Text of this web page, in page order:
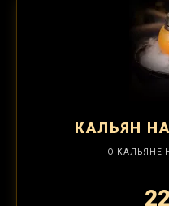
КАЛЬЯН
О КАЛЬЯНЕ